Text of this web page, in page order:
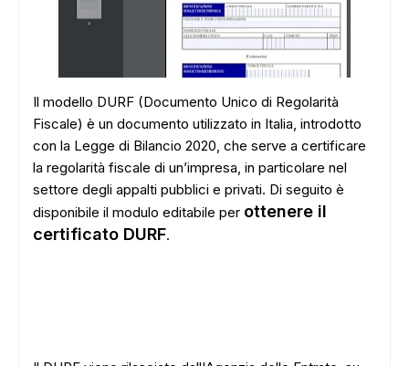
Il modello DURF (Documento Unico di Regolarità
Fiscale) è un documento utilizzato in Italia, introdotto
con la Legge di Bilancio 2020, che serve a certificare
la regolarità fiscale di un’impresa, in particolare nel
settore degli appalti pubblici e privati. Di seguito è
disponibile il modulo editabile per ottenere il
certificato DURF.